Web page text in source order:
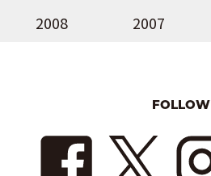
2008
2007
FOLLOW